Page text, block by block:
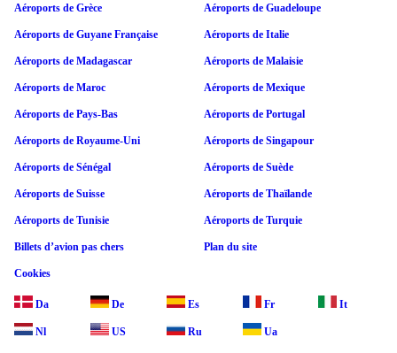
Aéroports de Grèce Aéroports de Guadeloupe
Aéroports de Guyane Française Aéroports de Italie
Aéroports de Madagascar Aéroports de Malaisie
Aéroports de Maroc Aéroports de Mexique
Aéroports de Pays-Bas Aéroports de Portugal
Aéroports de Royaume-Uni Aéroports de Singapour
Aéroports de Sénégal Aéroports de Suède
Aéroports de Suisse Aéroports de Thaïlande
Aéroports de Tunisie Aéroports de Turquie
Billets d’avion pas chers Plan du site
Cookies
Da De Es Fr It
Nl US Ru Ua